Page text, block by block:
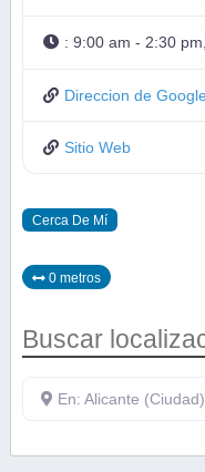
:9:00 am - 2:30
Direccion de
Sitio Web
Cerca De Mí
0 metros
Buscar
En: Alicante (Ciudad)